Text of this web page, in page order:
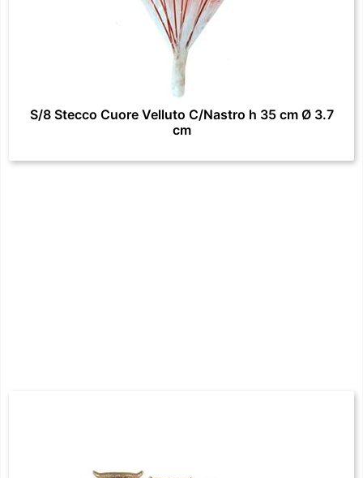
S/8 Stecco Cuore Velluto C/Nastro h 35 cm Ø 3.7
cm